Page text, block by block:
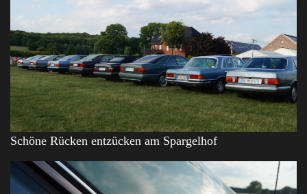
Schöne Rücken entzücken am Spargelhof